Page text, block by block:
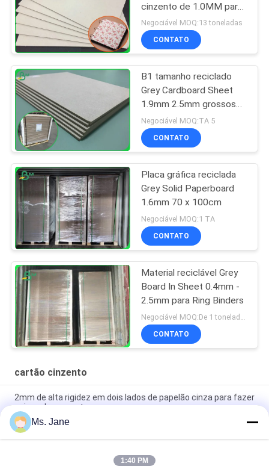
cinzento de 1.0MM para
o caderno da capa dura
Negociável MOQ:13 toneladas
CONTATO
B1 tamanho reciclado
Grey Cardboard Sheet
1.9mm 2.5mm grossos
no formato 70*100cm
Negociável MOQ:TA 5
CONTATO
Placa gráfica reciclada
Grey Solid Paperboard
1.6mm 70 x 100cm
Negociável MOQ:1 TA
CONTATO
Material reciclável Grey
Board In Sheet 0.4mm -
2.5mm para Ring Binders
CONTATO
cartão cinzento
2mm de alta rigidez em dois lados de papelão cinza para fazer
caixas de presente
Todos os azuis de cor Jigsaw Puzzle de cartão de 1,5 mm de
cartão de chipboard azul
Cartão de papel azul claro 1000gm 1.5mm Cartão sólido para
Ms. Jane
1:40 PM